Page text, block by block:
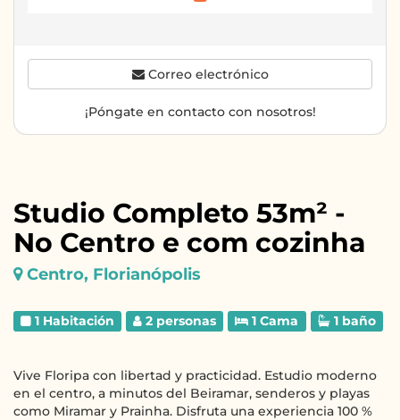
Studio Completo 53m² -
No Centro e com cozinha
Centro, Florianópolis
1 Habitación 2 personas 1 Cama 1 baño
Vive Floripa con libertad y practicidad. Estudio moderno
en el centro, a minutos del Beiramar, senderos y playas
como Miramar y Prainha. Disfruta una experiencia 100 %
Correo electrónico
¡Póngate en contacto con nosotros!